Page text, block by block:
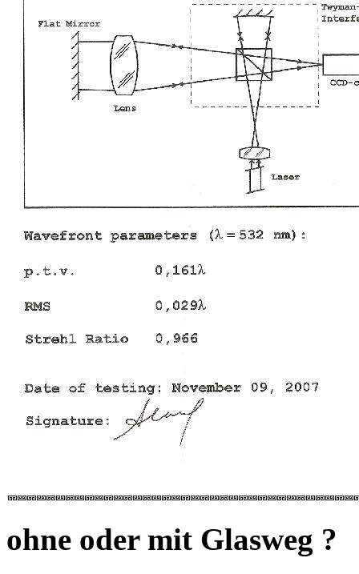
ohne oder mit Glasweg ?